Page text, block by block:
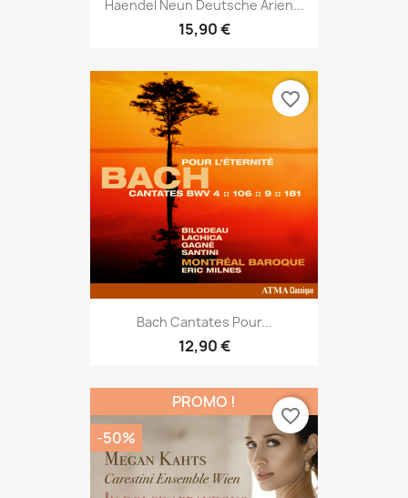
Haendel Neun Deutsche Arien...
15,90 €
Bach Cantates Pour...
12,90 €
favorite_border
PROMO !
-50%
favorite_border